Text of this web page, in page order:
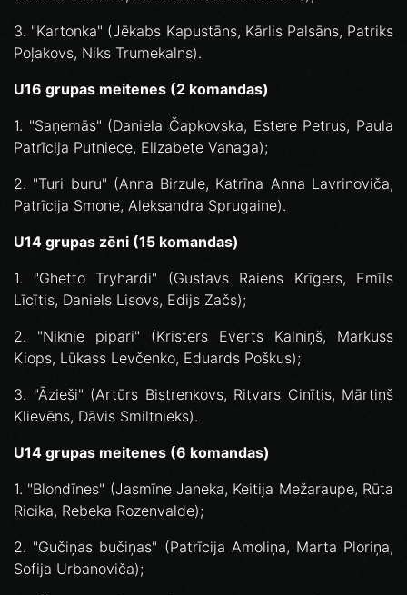
3. "Kartonka" (Jēkabs Kapustāns, Kārlis Palsāns, Patriks
Poļakovs, Niks Trumekalns).
U16 grupas meitenes (2 komandas)
1. "Saņemās" (Daniela Čapkovska, Estere Petrus, Paula
Patrīcija Putniece, Elizabete Vanaga);
2. "Turi buru" (Anna Birzule, Katrīna Anna Lavrinoviča,
Patrīcija Smone, Aleksandra Sprugaine).
U14 grupas zēni (15 komandas)
1. "Ghetto Tryhardi" (Gustavs Raiens Krīgers, Emīls
Līcītis, Daniels Lisovs, Edijs Začs);
2. "Niknie pipari" (Kristers Everts Kalniņš, Markuss
Kiops, Lūkass Levčenko, Eduards Poškus);
3. "Āzieši" (Artūrs Bistrenkovs, Ritvars Cinītis, Mārtiņš
Klievēns, Dāvis Smiltnieks).
U14 grupas meitenes (6 komandas)
1. "Blondīnes" (Jasmīne Janeka, Keitija Mežaraupe, Rūta
Ricika, Rebeka Rozenvalde);
2. "Gučiņas bučiņas" (Patrīcija Amoliņa, Marta Ploriņa,
Sofija Urbanoviča);